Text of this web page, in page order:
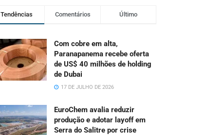
Tendências Comentários Último
Com cobre em alta,
Paranapanema recebe oferta
de US$ 40 milhões de holding
de Dubai
17 DE JULHO DE 2026
EuroChem avalia reduzir
produção e adotar layoff em
Serra do Salitre por crise